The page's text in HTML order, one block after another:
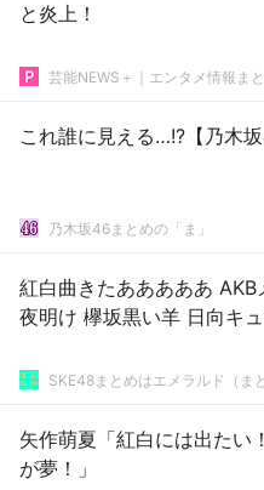
と炎上！
芸能NEWS＋｜エンタメ情報まと
これ誰に見える…!?【乃木坂
乃木坂46まとめの「ま」
紅白曲きたあああああ AKB
夜明け 欅坂黒い羊 日向キ
SKE48まとめはエメラルド（ま
矢作萌夏「紅白には出たい
が夢！」